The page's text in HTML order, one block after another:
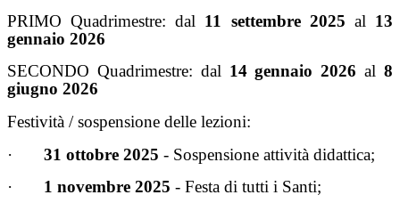
PRIMO Quadrimestre: dal 11 settembre 2025 al 13
gennaio 2026
SECONDO Quadrimestre: dal 14 gennaio 2026 al8
giugno 2026
Festività / sospensione delle lezioni:
·
31 ottobre 2025 - Sospensione attività didattica;
· 1 novembre 2025 - Festa di tutti i Santi;